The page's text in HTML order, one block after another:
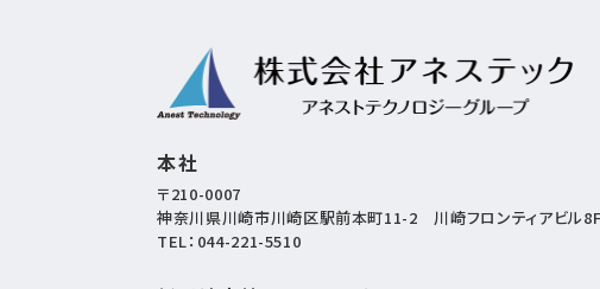
本社
〒210-0007
神奈川県川崎市川崎区駅前本町11-2川崎フロンティアビル8F
TEL： 044-221-5510